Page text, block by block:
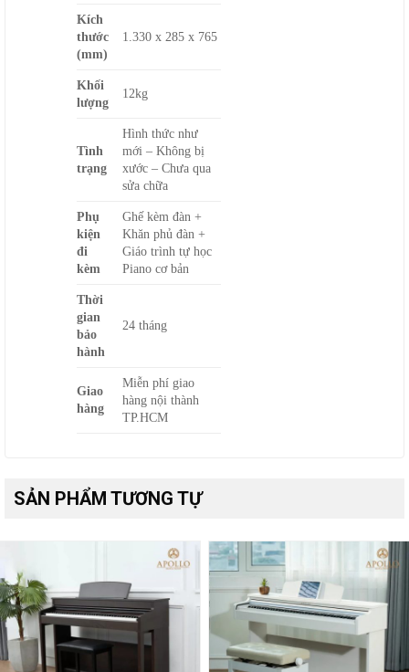
Kích
thước
(mm)
1.330 x 285 x 765
Khối
lượng
12kg
Tình
trạng
Hình thức như
mới – Không bị
xước – Chưa qua
sửa chữa
Phụ
kiện
đi
kèm
Ghế kèm đàn +
Khăn phủ đàn +
Giáo trình tự học
Piano cơ bản
Thời
gian
bảo
hành
24 tháng
Giao
hàng
Miễn phí giao
hàng nội thành
TP.HCM
SẢN PHẨM TƯƠNG TỰ